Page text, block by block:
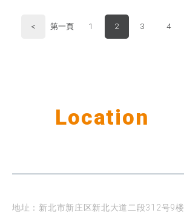
< 第一頁 1 2 3 4
Location
地址：新北市新庄区新北大道二段312号9楼